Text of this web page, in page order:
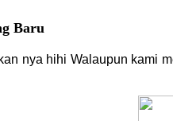
Baru
nya hihi Walaupun kami